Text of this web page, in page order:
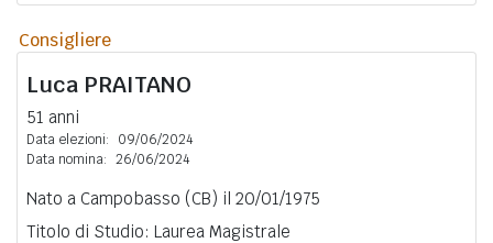
Consigliere
Luca PRAITANO
51 anni
Data elezioni:
09/06/2024
Data nomina: 26/06/2024
Nato a Campobasso (CB) il 20/01/1975
Titolo di Studio: Laurea Magistrale